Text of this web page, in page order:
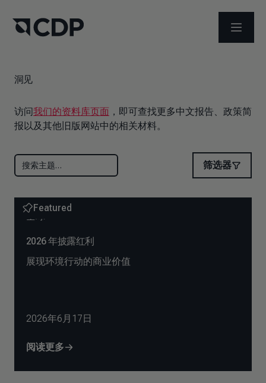
打开菜单
洞见
访问我们的资料库页面 ，即可查找更多中文报告、政策简
报以及其他旧版网站中的相关材料。
筛选器
Featured
全球
2026 年披露红利
展现环境行动的商业价值
2026年6月17日
阅读更多